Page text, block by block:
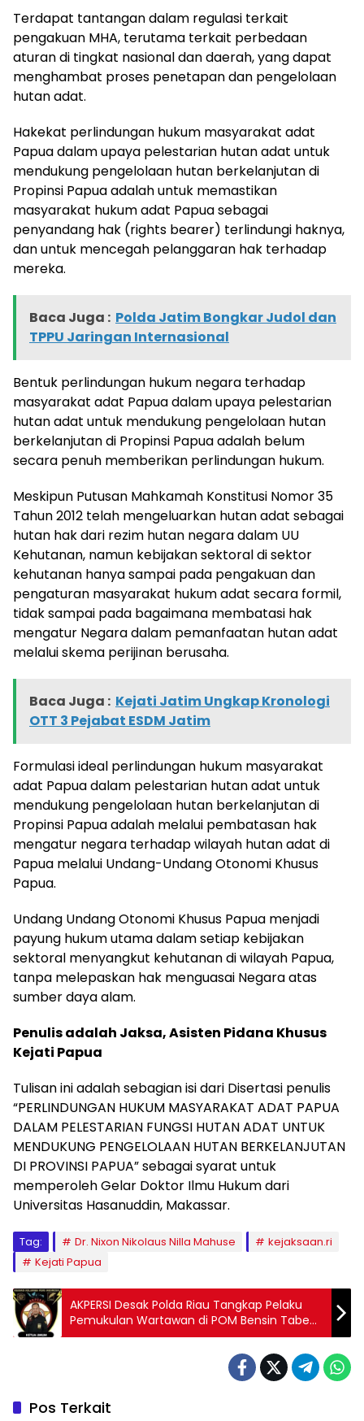
Terdapat tantangan dalam regulasi terkait
pengakuan MHA, terutama terkait perbedaan
aturan di tingkat nasional dan daerah, yang dapat
menghambat proses penetapan dan pengelolaan
hutan adat.
Hakekat perlindungan hukum masyarakat adat
Papua dalam upaya pelestarian hutan adat untuk
mendukung pengelolaan hutan berkelanjutan di
Propinsi Papua adalah untuk memastikan
masyarakat hukum adat Papua sebagai
penyandang hak (rights bearer) terlindungi haknya,
dan untuk mencegah pelanggaran hak terhadap
mereka.
Baca Juga : Polda Jatim Bongkar Judol dan
TPPU Jaringan Internasional
Bentuk perlindungan hukum negara terhadap
masyarakat adat Papua dalam upaya pelestarian
hutan adat untuk mendukung pengelolaan hutan
berkelanjutan di Propinsi Papua adalah belum
secara penuh memberikan perlindungan hukum.
Meskipun Putusan Mahkamah Konstitusi Nomor 35
Tahun 2012 telah mengeluarkan hutan adat sebagai
hutan hak dari rezim hutan negara dalam UU
Kehutanan, namun kebijakan sektoral di sektor
kehutanan hanya sampai pada pengakuan dan
pengaturan masyarakat hukum adat secara formil,
tidak sampai pada bagaimana membatasi hak
mengatur Negara dalam pemanfaatan hutan adat
melalui skema perijinan berusaha.
Baca Juga : Kejati Jatim Ungkap Kronologi
OTT 3 Pejabat ESDM Jatim
Formulasi ideal perlindungan hukum masyarakat
adat Papua dalam pelestarian hutan adat untuk
mendukung pengelolaan hutan berkelanjutan di
Propinsi Papua adalah melalui pembatasan hak
mengatur negara terhadap wilayah hutan adat di
Papua melalui Undang-Undang Otonomi Khusus
Papua.
Undang Undang Otonomi Khusus Papua menjadi
payung hukum utama dalam setiap kebijakan
sektoral menyangkut kehutanan di wilayah Papua,
tanpa melepaskan hak menguasai Negara atas
sumber daya alam.
Penulis adalah Jaksa, Asisten Pidana Khusus
Kejati Papua
Tulisan ini adalah sebagian isi dari Disertasi penulis
“PERLINDUNGAN HUKUM MASYARAKAT ADAT PAPUA
DALAM PELESTARIAN FUNGSI HUTAN ADAT UNTUK
MENDUKUNG PENGELOLAAN HUTAN BERKELANJUTAN
DI PROVINSI PAPUA” sebagai syarat untuk
memperoleh Gelar Doktor Ilmu Hukum dari
Universitas Hasanuddin, Makassar.
Tag: Dr. Nixon Nikolaus Nilla Mahuse
kejaksaan.ri
Kejati Papua
AKPERSI Desak Polda Riau Tangkap Pelaku
Pemukulan Wartawan di POM Bensin Tabe
Gadang Pekanbaru
Pos Terkait